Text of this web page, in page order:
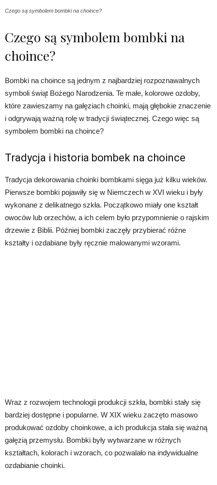
Czego są symbolem bombki na choince?
Czego są symbolem bombki na
choince?
Bombki na choince są jednym z najbardziej rozpoznawalnych
symboli świąt Bożego Narodzenia. Te małe, kolorowe ozdoby,
które zawieszamy na gałęziach choinki, mają głębokie znaczenie
i odgrywają ważną rolę w tradycji świątecznej. Czego więc są
symbolem bombki na choince?
Tradycja i historia bombek na choince
Tradycja dekorowania choinki bombkami sięga już kilku wieków.
Pierwsze bombki pojawiły się w Niemczech w XVI wieku i były
wykonane z delikatnego szkła. Początkowo miały one kształt
owoców lub orzechów, a ich celem było przypomnienie o rajskim
drzewie z Biblii. Później bombki zaczęły przybierać różne
kształty i ozdabiane były ręcznie malowanymi wzorami.
Wraz z rozwojem technologii produkcji szkła, bombki stały się
bardziej dostępne i popularne. W XIX wieku zaczęto masowo
produkować ozdoby choinkowe, a ich produkcja stała się ważną
gałęzią przemysłu. Bombki były wytwarzane w różnych
kształtach, kolorach i wzorach, co pozwalało na indywidualne
ozdabianie choinki.